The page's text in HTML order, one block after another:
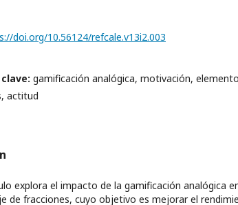
doi.org/10.56124/refcale.v13i2.003
gamificación analógica, motivación,
actitud
explora el impacto de la gamificación analógica
de fracciones, cuyo objetivo es mejorar el